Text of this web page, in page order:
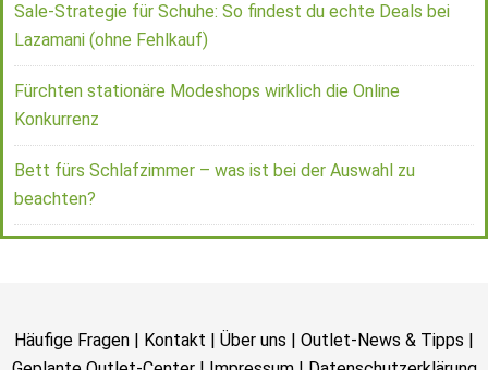
Sale-Strategie für Schuhe: So findest du echte Deals bei
Lazamani (ohne Fehlkauf)
Fürchten stationäre Modeshops wirklich die Online
Konkurrenz
Bett fürs Schlafzimmer – was ist bei der Auswahl zu
beachten?
Häufige Fragen | Kontakt | Über uns | Outlet-News & Tipps |